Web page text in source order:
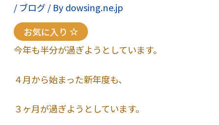
/ ブログ/ Bydowsing.ne.jp
お気に入り
今年も半分が過ぎようとしています。
４月から始まった新年度も、
３ヶ月が過ぎようとしています。